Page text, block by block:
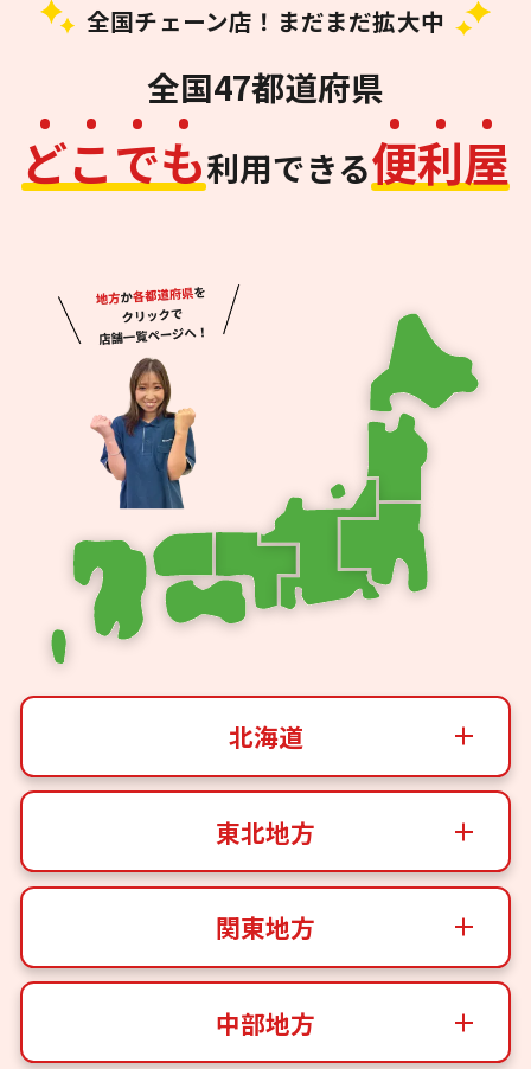
全国チェーン店！まだまだ拡大中
全国47都道府県
どこでも利用できる便利屋
北海道
東北地方
関東地方
中部地方